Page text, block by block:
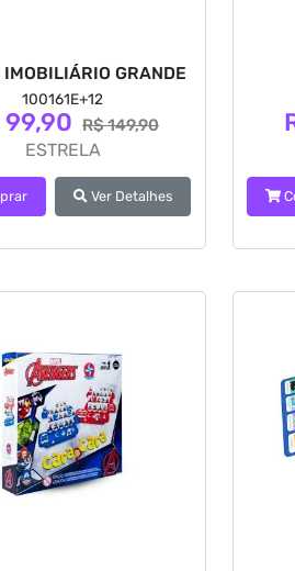
IMOBILIÁRIO GRANDE
100161E+12
99,90 R$ 149,90
ESTRELA
Ver Detalhes